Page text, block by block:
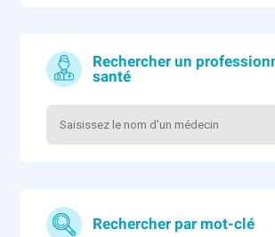
Rechercher un
santé
Rechercher par mot-clé